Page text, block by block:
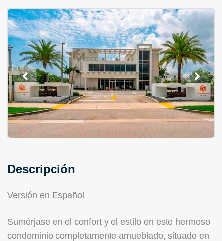
Descripción
Versión en Español
Sumérjase en el confort y el estilo en este hermoso
condominio completamente amueblado, situado en